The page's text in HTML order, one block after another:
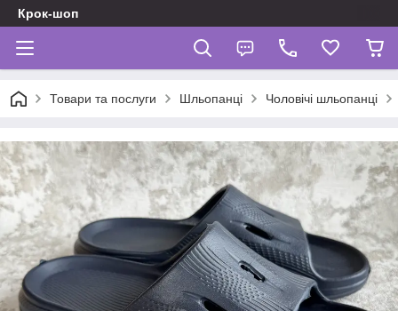
Крок-шоп
Товари та послуги Шльопанці Чоловічі шльопанці